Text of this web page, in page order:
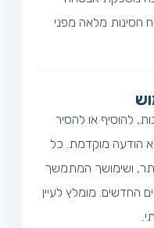
חסינות מלאה מפני
להוסיף או להסיר
הודעה מוקדמת. כל
ושימושך המתמשך
החדשים. מומלץ לעיין